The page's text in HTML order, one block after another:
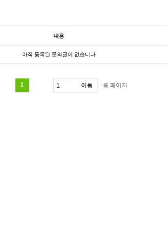
내용
아직 등록된 문의글이 없습니다
1 총 페이지